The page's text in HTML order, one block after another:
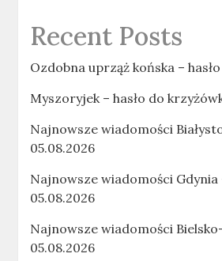
Recent Posts
Ozdobna uprząż końska –
Myszoryjek – hasło do
Najnowsze wiadomości
05.08.2026
Najnowsze wiadomości Gdynia
05.08.2026
Najnowsze wiadomości
05.08.2026